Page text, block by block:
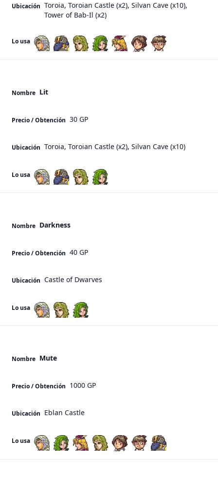
Ubicación Toroia, Toroian Castle (x2), Silvan Cave (x10),
Tower of Bab-Il (x2)
Lo usa
Nombre Lit
Precio / Obtención 30 GP
Ubicación Toroia, Toroian Castle (x2), Silvan Cave (x10)
Lo usa
Nombre Darkness
Precio / Obtención 40 GP
Ubicación Castle of Dwarves
Lo usa
Nombre Mute
Precio / Obtención 1000 GP
Ubicación Eblan Castle
Lo usa